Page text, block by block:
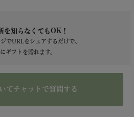
を知らなくてもOK！
でURLをシェアするだけで、
ギフトを贈れます。
てチャットで質問する